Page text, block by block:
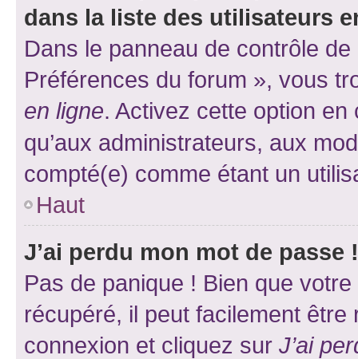
dans la liste des utilisateurs
Dans le panneau de contrôle
Préférences du forum », vous
en ligne. Activez cette option
qu’aux administrateurs, aux
compté(e) comme étant un
Haut
J’ai perdu mon mot de passe !
Pas de panique ! Bien que
récupéré, il peut facilement
connexion et cliquez sur J’ai